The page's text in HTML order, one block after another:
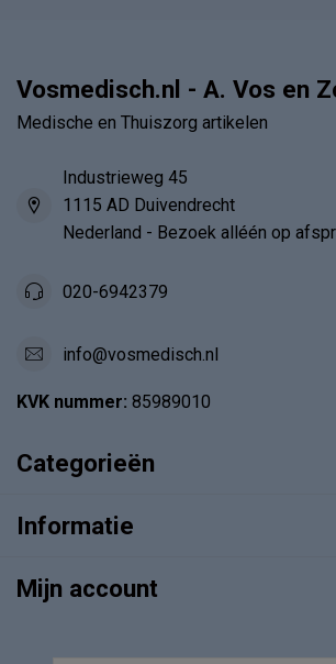
Vosmedisch.nl - A. Vos en
Medische en Thuiszorg artikelen
Industrieweg 45
1115 AD Duivendrecht
Nederland - Bezoek alléén op
020-6942379
info@vosmedisch.nl
KVK nummer: 85989010
Categorieën
Informatie
Mijn account